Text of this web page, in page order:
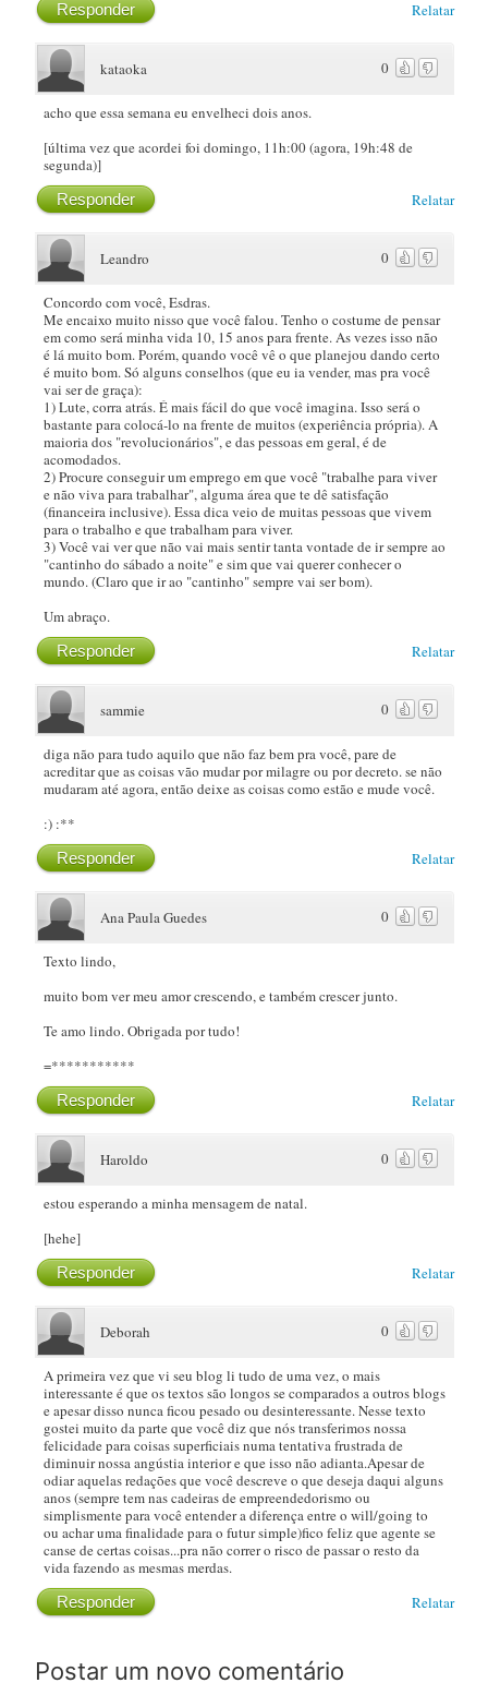
Relatar
Responder
0
kataoka
acho que essa semana eu envelheci dois anos.
[última vez que acordei foi domingo, 11h:00 (agora, 19h:48 de
segunda)]
Relatar
Responder
0
Leandro
Concordo com você, Esdras.
Me encaixo muito nisso que você falou. Tenho o costume de pensar
em como será minha vida 10, 15 anos para frente. As vezes isso não
é lá muito bom. Porém, quando você vê o que planejou dando certo
é muito bom. Só alguns conselhos (que eu ia vender, mas pra você
vai ser de graça):
1) Lute, corra atrás. É mais fácil do que você imagina. Isso será o
bastante para colocá-lo na frente de muitos (experiência própria). A
maioria dos "revolucionários", e das pessoas em geral, é de
acomodados.
2) Procure conseguir um emprego em que você "trabalhe para viver
e não viva para trabalhar", alguma área que te dê satisfação
(financeira inclusive). Essa dica veio de muitas pessoas que vivem
para o trabalho e que trabalham para viver.
3) Você vai ver que não vai mais sentir tanta vontade de ir sempre ao
"cantinho do sábado a noite" e sim que vai querer conhecer o
mundo. (Claro que ir ao "cantinho" sempre vai ser bom).
Um abraço.
Relatar
Responder
0
sammie
diga não para tudo aquilo que não faz bem pra você, pare de
acreditar que as coisas vão mudar por milagre ou por decreto. se não
mudaram até agora, então deixe as coisas como estão e mude você.
:) :**
Relatar
Responder
0
Ana Paula Guedes
Texto lindo,
muito bom ver meu amor crescendo, e também crescer junto.
Te amo lindo. Obrigada por tudo!
=***********
Relatar
Responder
0
Haroldo
estou esperando a minha mensagem de natal.
[hehe]
Relatar
Responder
0
Deborah
A primeira vez que vi seu blog li tudo de uma vez, o mais
interessante é que os textos são longos se comparados a outros blogs
e apesar disso nunca ficou pesado ou desinteressante. Nesse texto
gostei muito da parte que você diz que nós transferimos nossa
felicidade para coisas superficiais numa tentativa frustrada de
diminuir nossa angústia interior e que isso não adianta.Apesar de
odiar aquelas redações que você descreve o que deseja daqui alguns
anos (sempre tem nas cadeiras de empreendedorismo ou
simplismente para você entender a diferença entre o will/going to
ou achar uma finalidade para o futur simple)fico feliz que agente se
canse de certas coisas...pra não correr o risco de passar o resto da
vida fazendo as mesmas merdas.
Relatar
Responder
Postar um novo comentário